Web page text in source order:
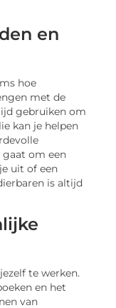
en
hoe
met de
gebruiken om
kan je helpen
gaat om een
uit of een
is altijd
te werken.
en het
van